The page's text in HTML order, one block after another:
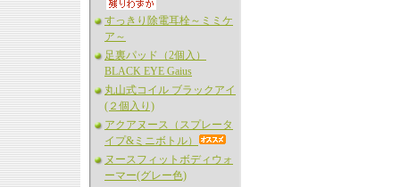
すっきり除電耳栓～ミミケ
ア～
足裏パッド（2個入）
BLACK EYE Gaius
丸山式コイル ブラックアイ
(２個入り)
アクアヌース（スプレータ
イプ&ミニボトル）
ヌースフィットボディウォ
ーマー(グレー色)